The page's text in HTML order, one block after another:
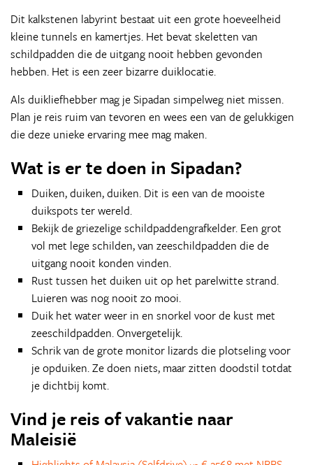
Dit kalkstenen labyrint bestaat uit een grote hoeveelheid
kleine tunnels en kamertjes. Het bevat skeletten van
schildpadden die de uitgang nooit hebben gevonden
hebben. Het is een zeer bizarre duiklocatie.
Als duikliefhebber mag je Sipadan simpelweg niet missen.
Plan je reis ruim van tevoren en wees een van de gelukkigen
die deze unieke ervaring mee mag maken.
Wat is er te doen in Sipadan?
Duiken, duiken, duiken. Dit is een van de mooiste
duikspots ter wereld.
Bekijk de griezelige schildpaddengrafkelder. Een grot
vol met lege schilden, van zeeschildpadden die de
uitgang nooit konden vinden.
Rust tussen het duiken uit op het parelwitte strand.
Luieren was nog nooit zo mooi.
Duik het water weer in en snorkel voor de kust met
zeeschildpadden. Onvergetelijk.
Schrik van de grote monitor lizards die plotseling voor
je opduiken. Ze doen niets, maar zitten doodstil totdat
je dichtbij komt.
Vind je reis of vakantie naar
Maleisië